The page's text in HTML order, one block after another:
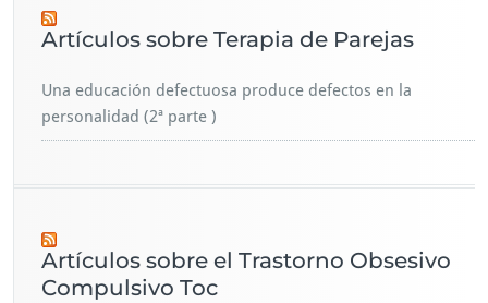
Artículos sobre Terapia de Parejas
Una educación defectuosa produce defectos en la
personalidad (2ª parte )
Artículos sobre el Trastorno Obsesivo
Compulsivo Toc